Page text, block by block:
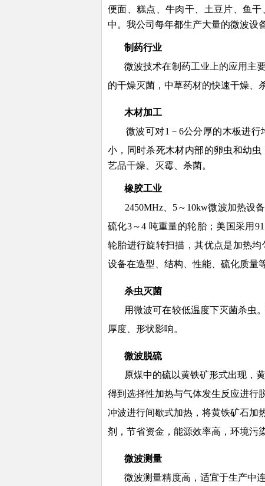
便面、糕点、牛肉干、土豆片、鱼
中。我公司每年都生产大量的微波设
制药行业
微波技术在制药工业上的应用主
的干燥灭菌，中草药材的快速干燥、
木材加工
微波可对1－6公分厚的木板进
小，同时杀死木材内部的卵虫和幼虫
艺品干燥、灭霉、杀菌。
橡胶工业
2450MHz、5～10kw微波加热设
硫化3～4 吨重量的轮胎；美国采用
轮胎进行旋转扫描，其优点是加热
设备在造型、结构、性能、硫化质量
杀虫灭菌
用微波可在较低温度下灭菌杀虫
厚度、形状影响。
微波脱硫
原煤中的硫以黄铁矿形式出现，
得到选择性加热与气体发生反应进行
冲波进行间歇式加热，将黄铁矿石加
剂，节省资金，能源效率高，环境污
微波测量
微波测量精度高，适宜于生产中